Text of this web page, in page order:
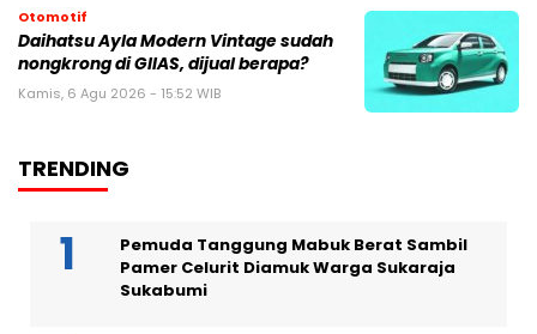
Otomotif
Daihatsu Ayla Modern Vintage sudah
nongkrong di GIIAS, dijual berapa?
Kamis, 6 Agu 2026 - 15:52 WIB
TRENDING
Pemuda Tanggung Mabuk Berat Sambil
Pamer Celurit Diamuk Warga Sukaraja
Sukabumi